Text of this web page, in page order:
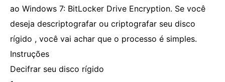
ao Windows 7: BitLocker Drive Encryption. Se você
deseja descriptografar ou criptografar seu disco
rígido , você vai achar que o processo é simples.
Instruções
Decifrar seu disco rígido